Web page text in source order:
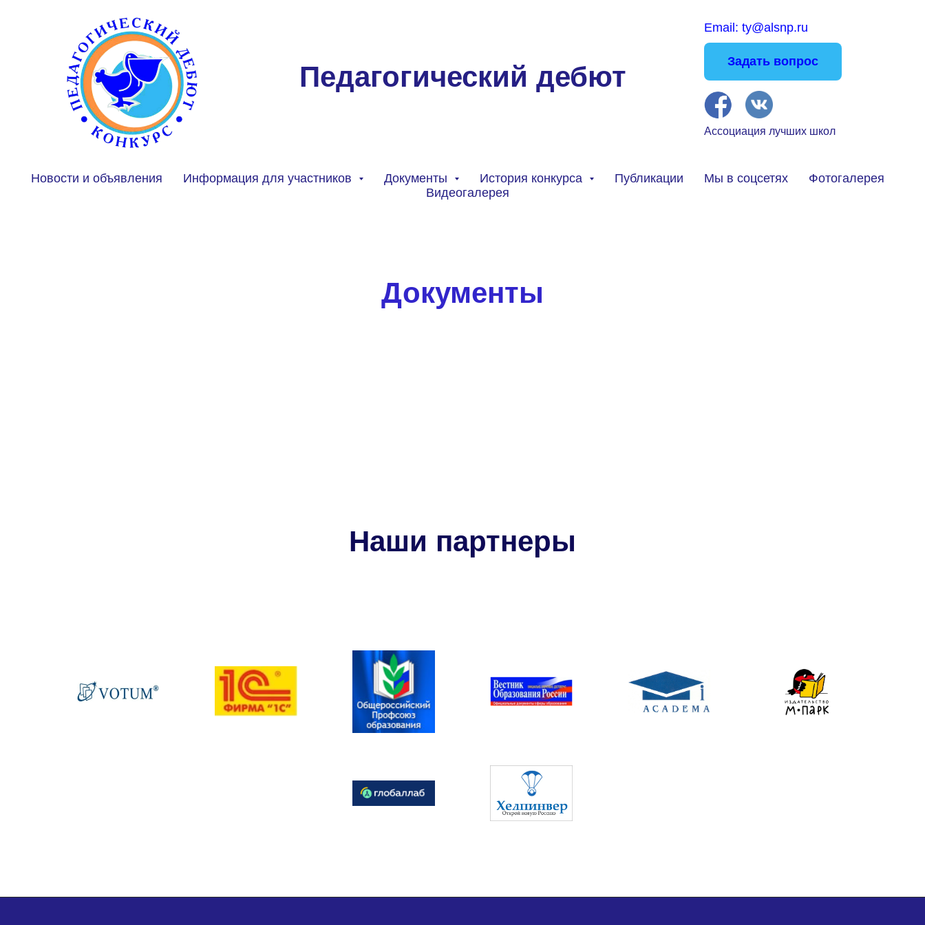
Педагогический дебют
Email: ty@alsnp.ru
Задать вопрос
Ассоциация лучших школ
Новости и объявления Информация для участников Документы История конкурса Публикации Мы в соцсетях
Фотогалерея
Видеогалерея
Документы
Наши партнеры